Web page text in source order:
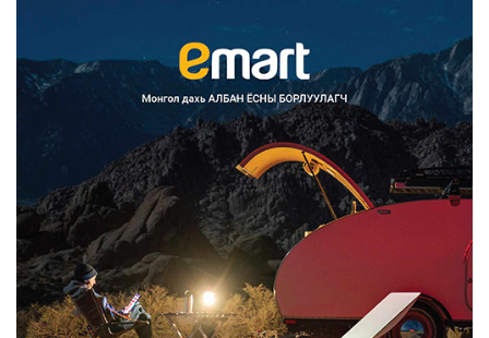
Францад иргэд рүү зөвшөөрөлгүй
сурталчилгааны дууд...
2026/08/07
Нийтийн тээврийн Ч:19А чиглэлийн
замналд түр хугац...